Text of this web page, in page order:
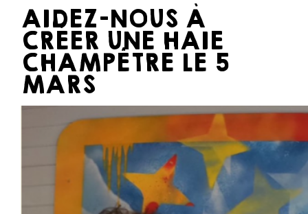
AIDEZ-NOUS À
CRÉER UNE HAIE
CHAMPÊTRE LE 5
MARS